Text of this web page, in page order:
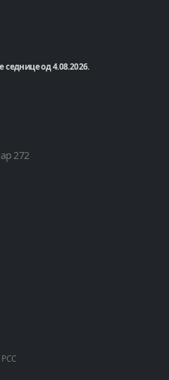
седнице од 4.08.2026.
272
РСС